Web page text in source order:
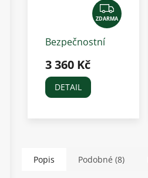
Z
D
ZDARMA
Bezpečnostní
- dospělá
3 360 Kč
DETAIL
Popis Podobné (8)